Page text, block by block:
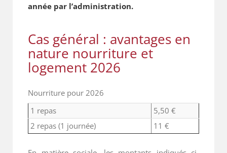
année par l’administration.
Cas général : avantages en
nature nourriture et
logement 2026
Nourriture pour 2026
1 repas
5,50 €
2 repas (1 journée)
11 €